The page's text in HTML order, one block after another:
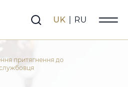
UK RU
притягнення до